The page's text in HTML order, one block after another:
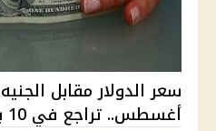
أغسطس.. تراجع في 10 بنوك وارت...